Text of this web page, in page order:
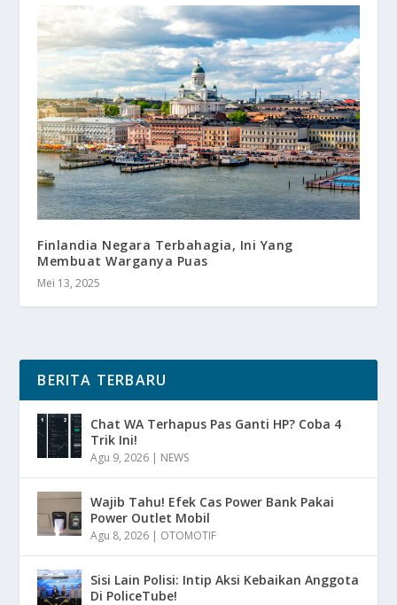
Finlandia Negara Terbahagia, Ini Yang
Membuat Warganya Puas
Mei 13, 2025
BERITA TERBARU
Chat WA Terhapus Pas Ganti HP? Coba 4
Trik Ini!
Agu 9, 2026 | NEWS
Wajib Tahu! Efek Cas Power Bank Pakai
Power Outlet Mobil
Agu 8, 2026 | OTOMOTIF
Sisi Lain Polisi: Intip Aksi Kebaikan Anggota
Di PoliceTube!